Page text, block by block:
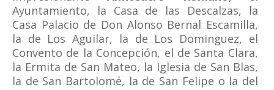
Ayuntamiento, la Casa de las Descalzas, la
Casa Palacio de Don Alonso Bernal Escamilla,
la de Los Aguilar, la de Los Dominguez, el
Convento de la Concepción, el de Santa Clara,
la Ermita de San Mateo, la Iglesia de San Blas,
la de San Bartolomé, la de San Felipe o la del